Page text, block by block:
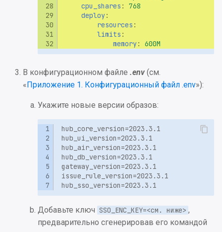
Приложение 18.
Конфигурационный
Конфигурационный
metrics docker-init.sh
Приложение 20.
Конфигурационный
metrics .env
Приложение 21.
Конфигурационный
metrics
Конфигурационный
nginx.conf
cpu_shares :
768
deploy:
resources :
limits :
memory: 600M
В конфигурационном файле .env (см.
«Приложение 1. Конфигурационный файл .env»):
Укажите новые версии образов:
Добавьте ключ SSO_ENC_KEY=<см. ниже> ,
предварительно сгенерировав его командой